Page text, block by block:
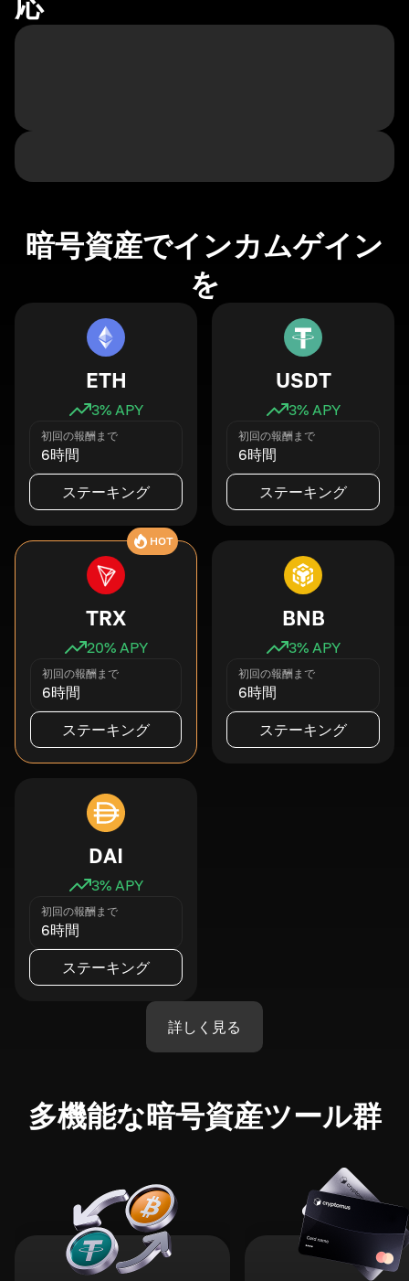
暗号資産でインカムゲイン
を
ETH
3% APY
初回の報酬まで
6時間
ステーキング
USDT
3% APY
初回の報酬まで
6時間
ステーキング
HOT
TRX
20% APY
初回の報酬まで
6時間
ステーキング
BNB
3% APY
初回の報酬まで
6時間
ステーキング
DAI
3% APY
初回の報酬まで
6時間
ステーキング
詳しく見る
多機能な暗号資産ツール群